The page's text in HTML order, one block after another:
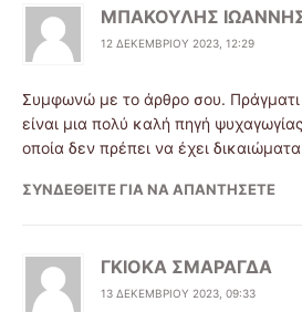
ΜΠΑΚΟΥΛΗΣ
12 ΔΕΚΕΜΒΡΊΟΥ 2023, 12:29
Συμφωνώ με το άρθρο σου. Πράγματι
είναι μια πολύ καλή πηγή
οποία δεν πρέπει να έχει
ΣΥΝΔΕΘΕΊΤΕ ΓΙΑ ΝΑ ΑΠΑΝΤΉΣΕΤΕ
ΓΚΙΟΚΑ ΣΜΑΡΑΓΔΑ
13 ΔΕΚΕΜΒΡΊΟΥ 2023, 09:33